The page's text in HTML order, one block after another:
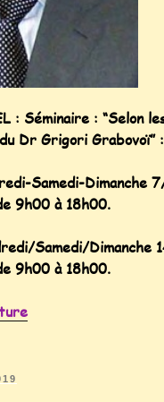
: Séminaire : “Selon
Dr Grigori Grabovoï” :
Samedi-Dimanche
9h00 à 18h00.
Samedi/Dimanche
9h00 à 18h00.